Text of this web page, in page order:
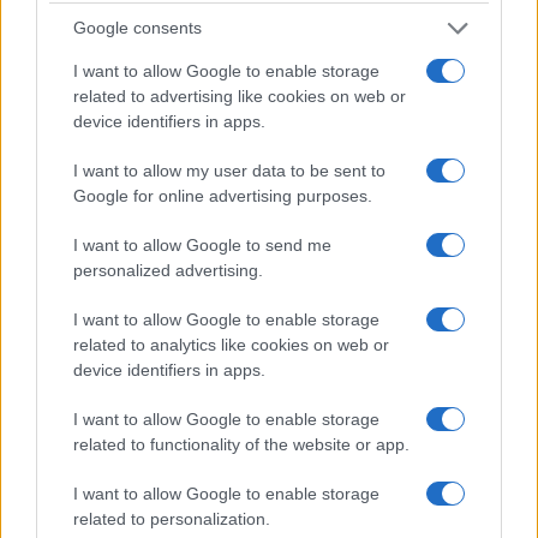
Google consents
I want to allow Google to enable storage
related to advertising like cookies on web or
device identifiers in apps.
I want to allow my user data to be sent to
Google for online advertising purposes.
I want to allow Google to send me
personalized advertising.
I want to allow Google to enable storage
related to analytics like cookies on web or
device identifiers in apps.
I want to allow Google to enable storage
related to functionality of the website or app.
I want to allow Google to enable storage
related to personalization.
Fiatal tehetségeknek kínál lehetőséget a
Barangoló Drámaírói Műhely
népszerű, évről évre jelentkezési rekordokat döntő
Barangoló Drámaírói Műhely. A program lehetőséget ad a
pályakezdő íróknak tehetségük bemutatására, az elkészült
drámák később akár színpadon is debütálhatnak.
INTERJÚ
SZÍNPAD
országhatárokon túl is értik
Hamarosan bemutatja a prágai Divadlo v Dlouhé Tasnádi
István Kartonpapáját. Ennek kapcsán kérdeztük a szerzőt
darabjainak külföldi bemutatóiról, illetve a magyar drámák